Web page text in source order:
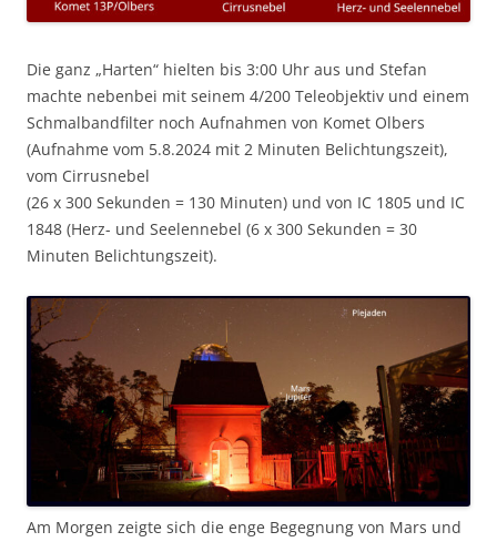
Die ganz „Harten“ hielten bis 3:00 Uhr aus und Stefan
machte nebenbei mit seinem 4/200 Teleobjektiv und einem
Schmalbandfilter noch Aufnahmen von Komet Olbers
(Aufnahme vom 5.8.2024 mit 2 Minuten Belichtungszeit),
vom Cirrusnebel
(26 x 300 Sekunden = 130 Minuten) und von IC 1805 und IC
1848 (Herz- und Seelennebel (6 x 300 Sekunden = 30
Minuten Belichtungszeit).
Am Morgen zeigte sich die enge Begegnung von Mars und